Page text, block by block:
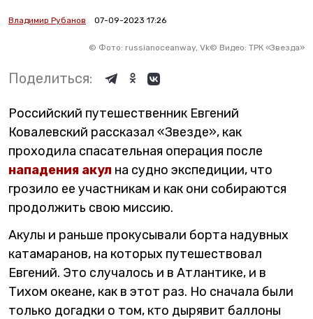
Владимир Рубанов 07-09-2023 17:26
© Фото: russianoceanway, Vk© Видео: ТРК «Звезда»
Поделиться:
Российский путешественник Евгений
Ковалевский рассказал «Звезде», как
проходила спасательная операция после
нападения акул на судно экспедиции, что
грозило ее участникам и как они собираются
продолжить свою миссию.
Акулы и раньше прокусывали борта надувных
катамаранов, на которых путешествовал
Евгений. Это случалось и в Атлантике, и в
Тихом океане, как в этот раз. Но сначала были
только догадки о том, кто дырявит баллоны